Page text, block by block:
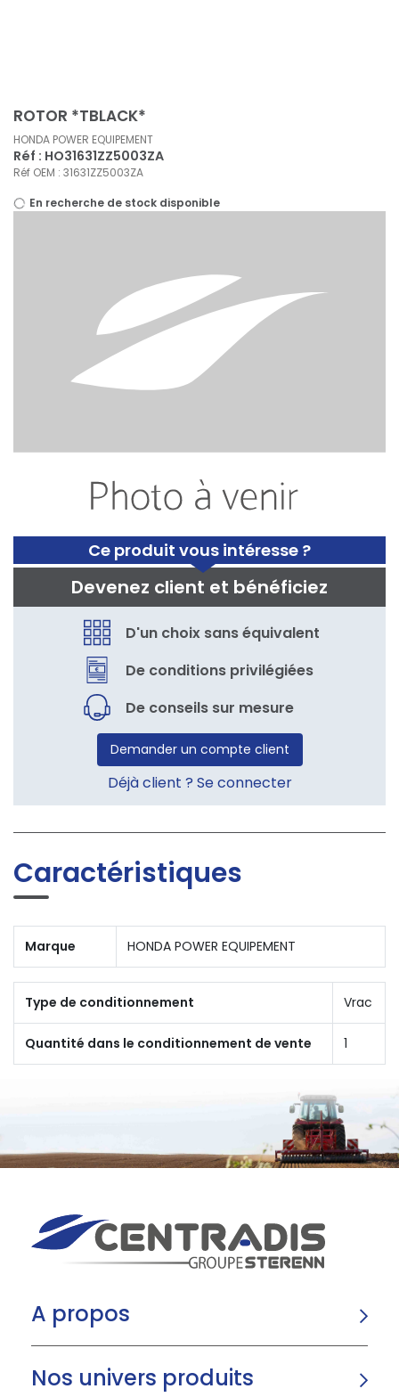
Ce produit vous intéresse ?
Devenez client et bénéficiez
D'un choix sans équivalent
De conditions privilégiées
De conseils sur mesure
Demander un compte client
Déjà client ? Se connecter
ROTOR *TBLACK*
HONDA POWER EQUIPEMENT
Réf : HO31631ZZ5003ZA
Réf OEM : 31631ZZ5003ZA
En recherche de stock disponible
Caractéristiques
Marque HONDA POWER EQUIPEMENT
Type de conditionnement Vrac
Quantité dans le conditionnement de vente 1
A propos
Nos univers produits